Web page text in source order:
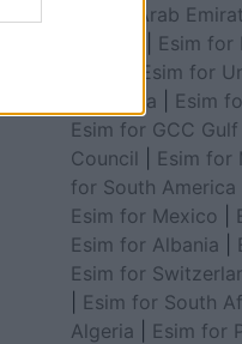
United Arab
Esim for
Esim for
for Africa
Esim
Esim for GCC
Council
Esim for
for South America
Esim for Mexico
Esim for Albania
Esim for
Esim for South
Algeria
Esim for